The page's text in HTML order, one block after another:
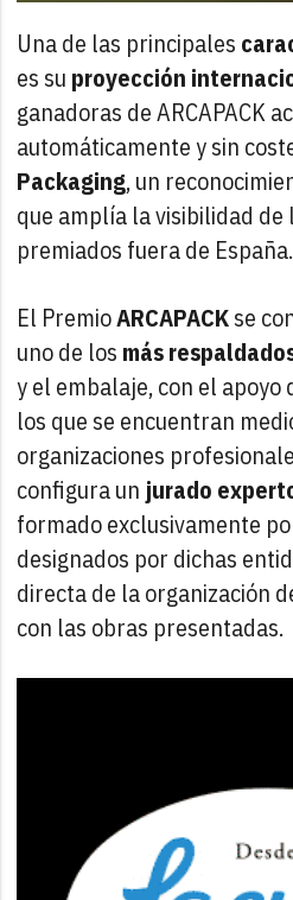
Una de las principales
es su proyección
ganadoras de ARCAPACK
automáticamente y sin
Packaging, un
que amplía la visibilidad de
premiados fuera de España.
El PremioARCAPACKse
uno de los más
y el embalaje, con el apoyo
los que se encuentran
organizaciones
configura un jurado
formado exclusivamente
designados por dichas
directa de la organización
con las obras presentadas.